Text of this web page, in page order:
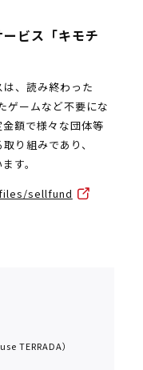
ービス「キモチ
、読み終わった
ゲームなど不要にな
額で様々な団体等
り組みであり、
す。
sellfund
TERRADA）